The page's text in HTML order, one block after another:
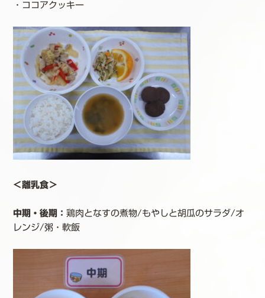
・ココアクッキー
＜離乳食＞
中期・後期 ： 鶏肉となすの煮物/もやしと胡瓜のサラダ/オ
レンジ/粥・軟飯